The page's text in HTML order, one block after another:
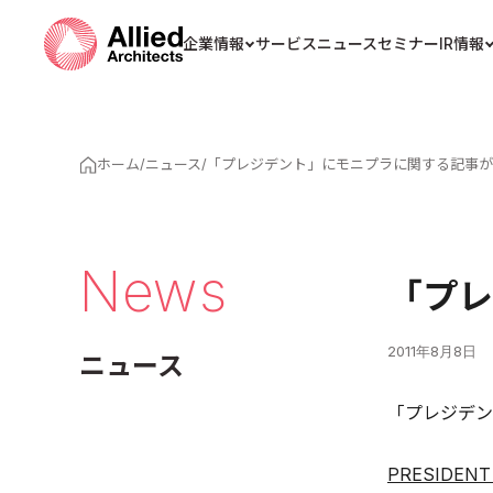
企業情報 サービスニュースセミナーIR情報
ホーム/ニュース/ 「プレジデント」にモニプラに関する記事
News
ニュース
「プ
2011年8月8日
「プレジデ